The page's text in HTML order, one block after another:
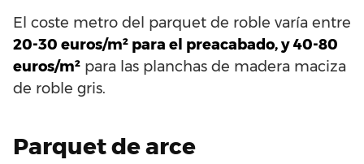
El coste metro del parquet de roble varía entre
20-30 euros/m² para el preacabado, y 40-80
euros/m² para las planchas de madera maciza
de roble gris.
Parquet de arce